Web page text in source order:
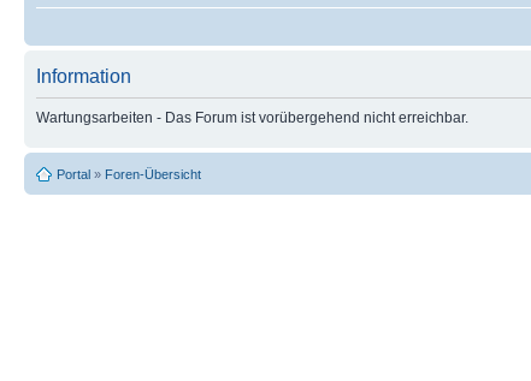
Information
Wartungsarbeiten - Das Forum ist vorübergehend nicht erreichbar.
Portal » Foren-Übersicht